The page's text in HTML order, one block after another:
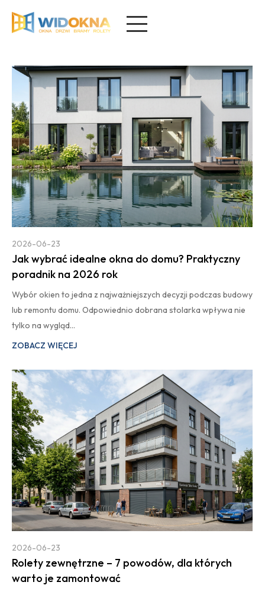
2026-06-23
Jak wybrać idealne okna do domu? Praktyczny
poradnik na 2026 rok
Wybór okien to jedna z najważniejszych decyzji podczas budowy
lub remontu domu. Odpowiednio dobrana stolarka wpływa nie
tylko na wygląd…
ZOBACZ WIĘCEJ
2026-06-23
Rolety zewnętrzne – 7 powodów, dla których
warto je zamontować